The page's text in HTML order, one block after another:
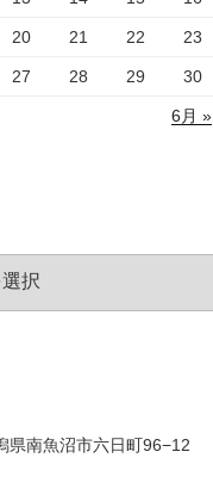
20 21 22 23
27 28 29 30
6月 »
県南魚沼市六日町96−12